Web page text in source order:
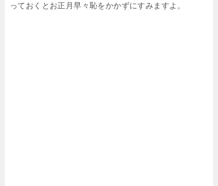
っておくとお正月早々恥をかかずにすみますよ。